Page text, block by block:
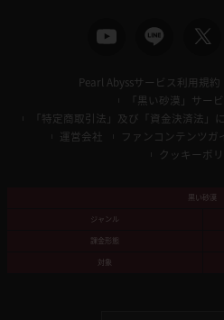
Pearl Abyssサービス利用規約
「黒い砂漠」サー
「特定商取引法」及び「資金決済法」
運営会社
ファンコンテンツガ
クッキーポ
黒い砂漠
ジャンル
課金形態
対象